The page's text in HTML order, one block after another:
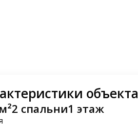
объекта
2 спальни1 этаж